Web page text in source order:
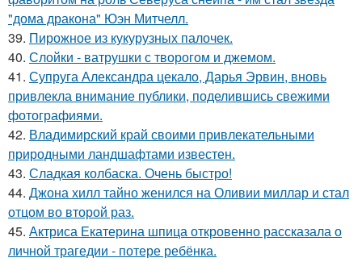
"дома дракона" Юэн Митчелл.
39. Пирожное из кукурузных палочек.
40. Слойки - ватрушки с творогом и джемом.
41. Супруга Александра цекало, Дарья Эрвин, вновь
привлекла внимание публики, поделившись свежими
фотографиями.
42. Владимирский край своими привлекательными
природными ландшафтами известен.
43. Сладкая колбаска. Очень быстро!
44. Джона хилл тайно женился на Оливии миллар и стал
отцом во второй раз.
45. Актриса Екатерина шпица откровенно рассказала о
личной трагедии - потере ребёнка.